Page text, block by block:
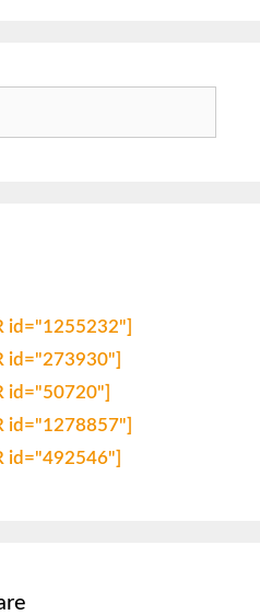
id="1255232"]
id="273930"]
id="50720"]
id="1278857"]
id="492546"]